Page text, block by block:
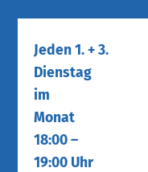
Jeden 1. + 3.
Dienstag
im
Monat
18:00 –
19:00 Uhr